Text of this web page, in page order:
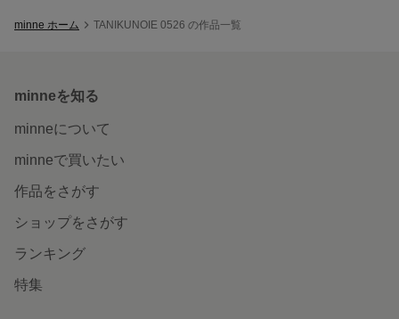
minne ホーム TANIKUNOIE 0526 の作品一覧
minneを知る
minneについて
minneで買いたい
作品をさがす
ショップをさがす
ランキング
特集